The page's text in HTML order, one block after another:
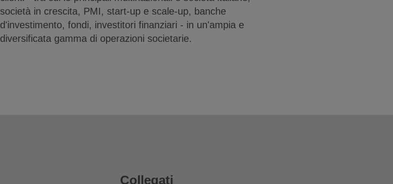
società in crescita, PMI, start-up e scale-up, banche
d'investimento, fondi, investitori finanziari - in un'ampia e
diversificata gamma di operazioni societarie.
Collegati